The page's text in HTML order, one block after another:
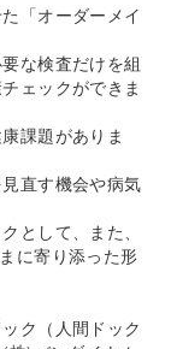
「オーダーメイ
な検査だけを組
ェックができま
課題がありま
直す機会や病気
として、また、
に寄り添った形
ク（人間ドック